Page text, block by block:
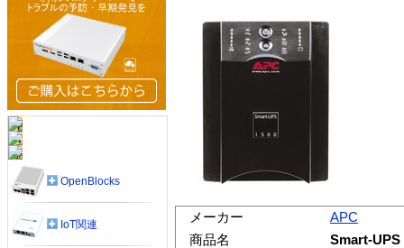
メーカー
APC
商品名
Smart-UPS
OpenBlocks
IoT関連